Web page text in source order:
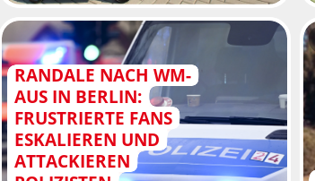
RANDALE NACH WM-
AUS IN BERLIN:
FRUSTRIERTE FANS
ESKALIEREN UND
ATTACKIEREN